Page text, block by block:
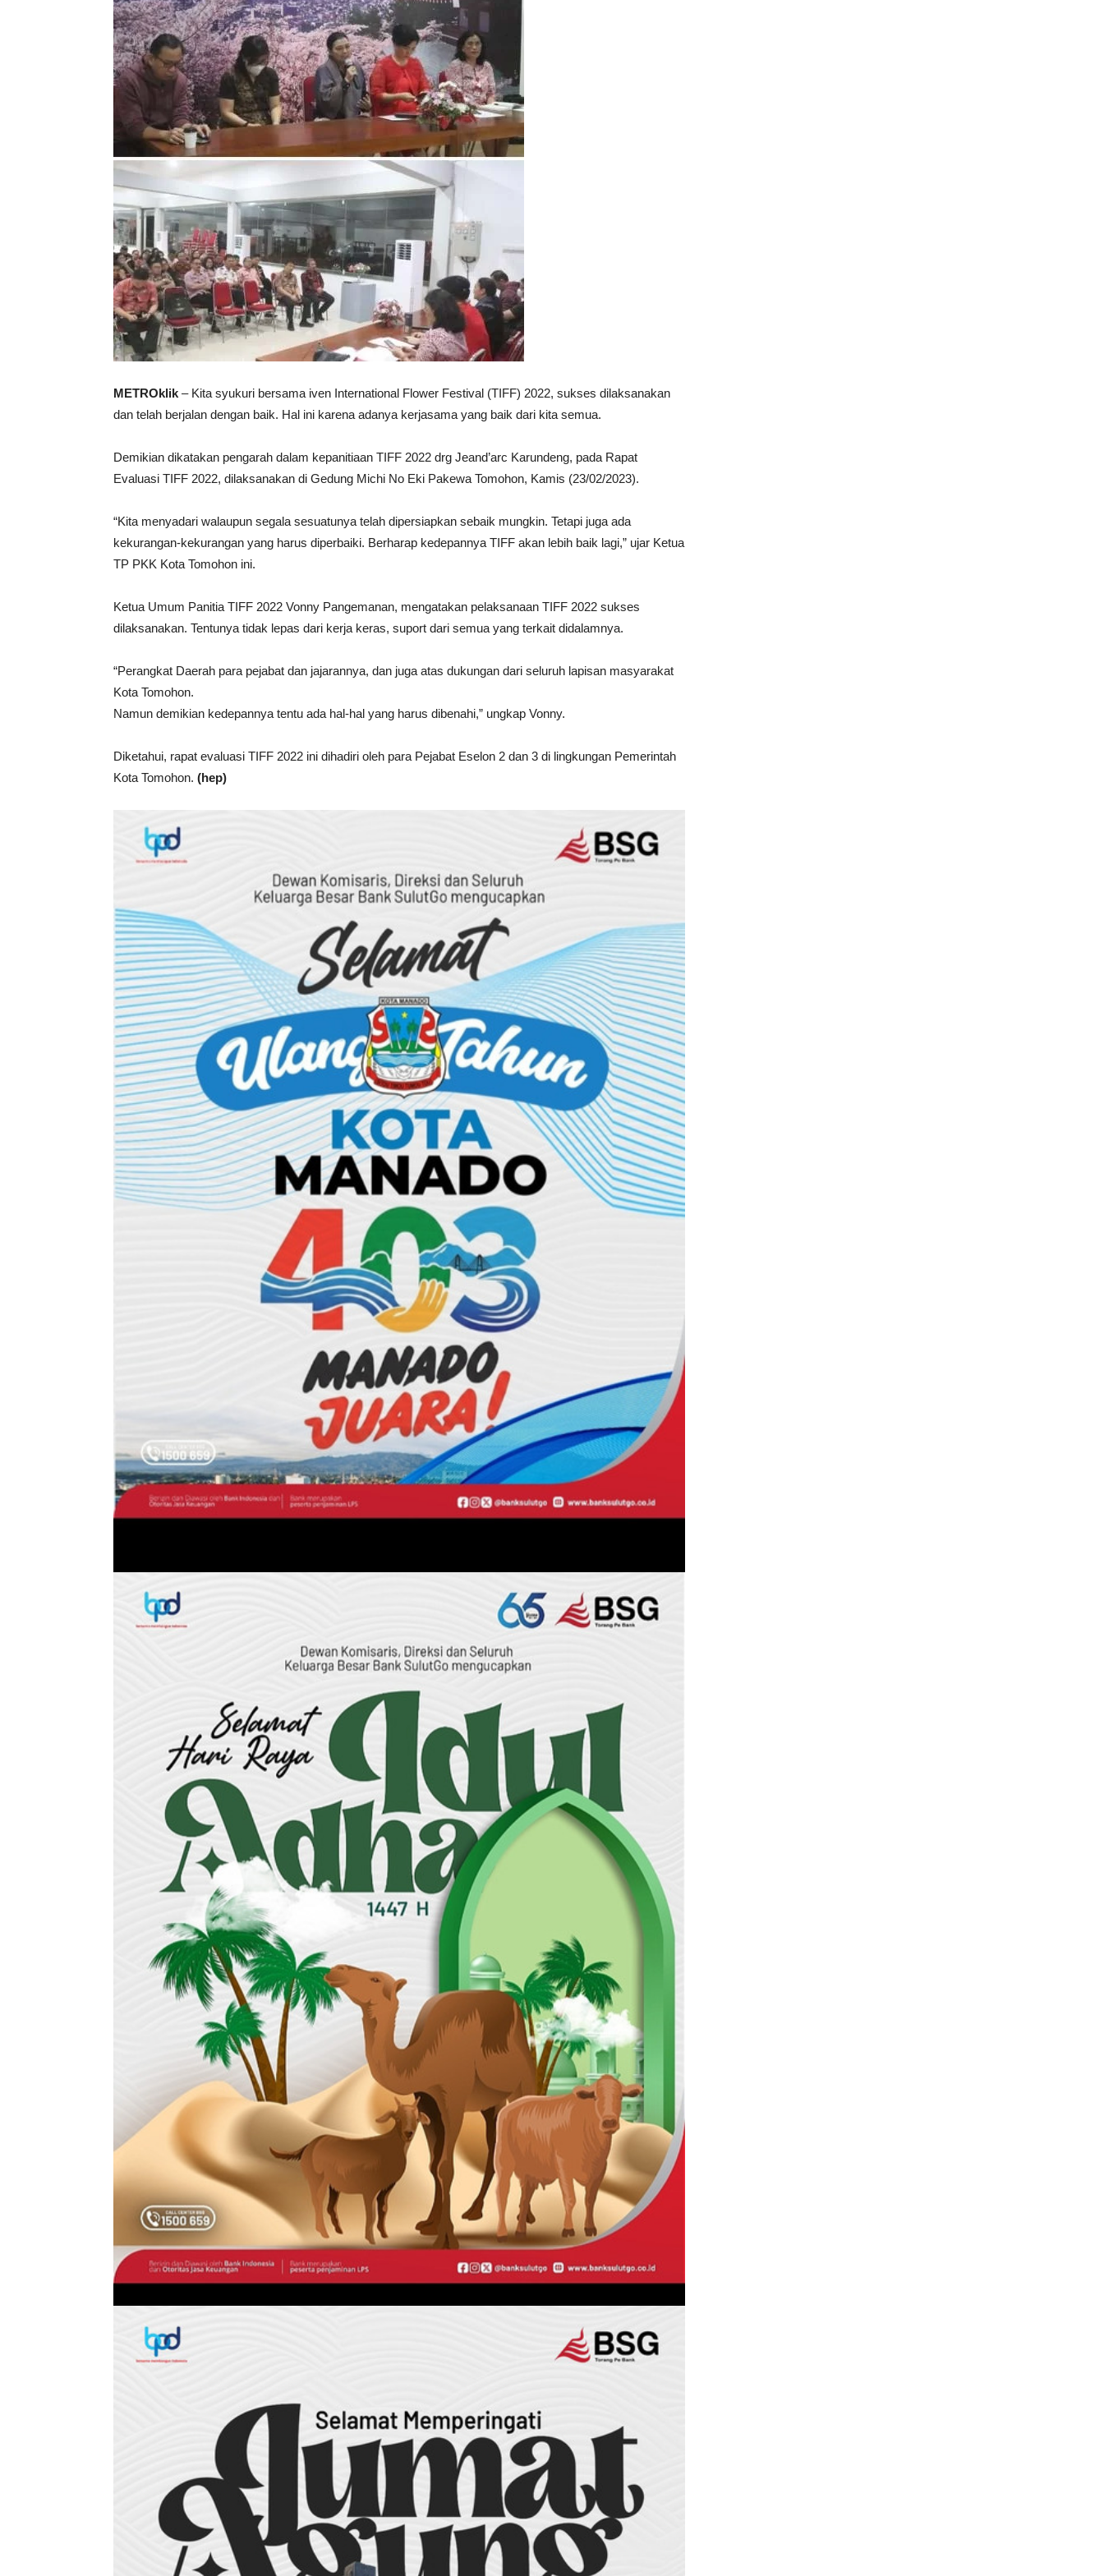
METROklik – Kita syukuri bersama iven International Flower Festival (TIFF) 2022, sukses dilaksanakan
dan telah berjalan dengan baik. Hal ini karena adanya kerjasama yang baik dari kita semua.
Demikian dikatakan pengarah dalam kepanitiaan TIFF 2022 drg Jeand’arc Karundeng, pada Rapat
Evaluasi TIFF 2022, dilaksanakan di Gedung Michi No Eki Pakewa Tomohon, Kamis (23/02/2023).
“Kita menyadari walaupun segala sesuatunya telah dipersiapkan sebaik mungkin. Tetapi juga ada
kekurangan-kekurangan yang harus diperbaiki. Berharap kedepannya TIFF akan lebih baik lagi,” ujar Ketua
TP PKK Kota Tomohon ini.
Ketua Umum Panitia TIFF 2022 Vonny Pangemanan, mengatakan pelaksanaan TIFF 2022 sukses
dilaksanakan. Tentunya tidak lepas dari kerja keras, suport dari semua yang terkait didalamnya.
“Perangkat Daerah para pejabat dan jajarannya, dan juga atas dukungan dari seluruh lapisan masyarakat
Kota Tomohon.
Namun demikian kedepannya tentu ada hal-hal yang harus dibenahi,” ungkap Vonny.
Diketahui, rapat evaluasi TIFF 2022 ini dihadiri oleh para Pejabat Eselon 2 dan 3 di lingkungan Pemerintah
Kota Tomohon. (hep)